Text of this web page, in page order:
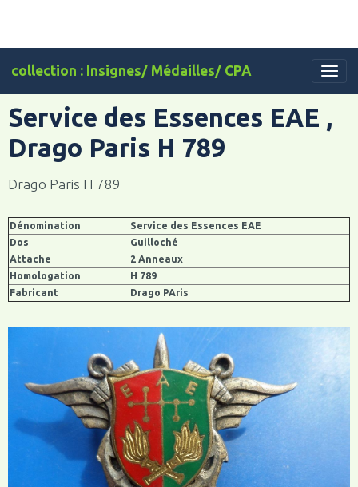
collection : Insignes/ Médailles/ CPA
Service des Essences EAE ,
Drago Paris H 789
Drago Paris H 789
Dénomination
Service des Essences EAE
Dos
Guilloché
Attache
2 Anneaux
Homologation
H 789
Fabricant
Drago PAris